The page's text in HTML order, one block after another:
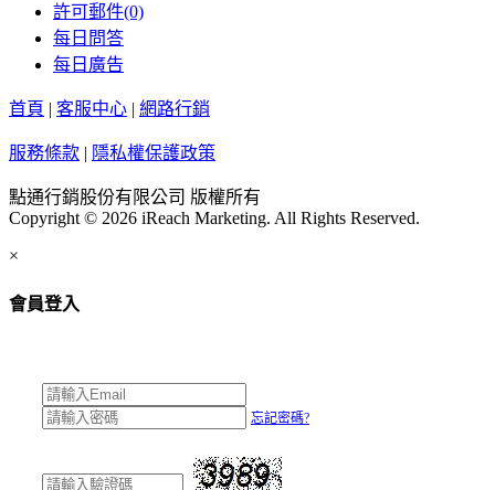
許可郵件(0)
每日問答
每日廣告
首頁 | 客服中心 | 網路行銷
服務條款 | 隱私權保護政策
點通行銷股份有限公司 版權所有
Copyright © 2026 iReach Marketing. All Rights Reserved.
×
會員登入
忘記密碼?